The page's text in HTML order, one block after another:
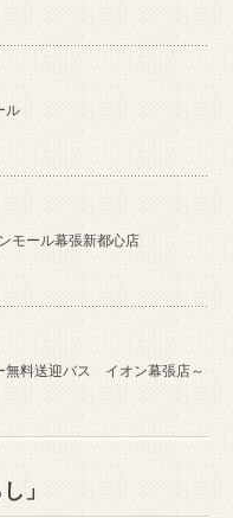
ル
モール幕張新都心店
無料送迎バス イオン幕張店～
」